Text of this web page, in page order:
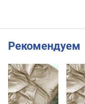
Рекомендуем